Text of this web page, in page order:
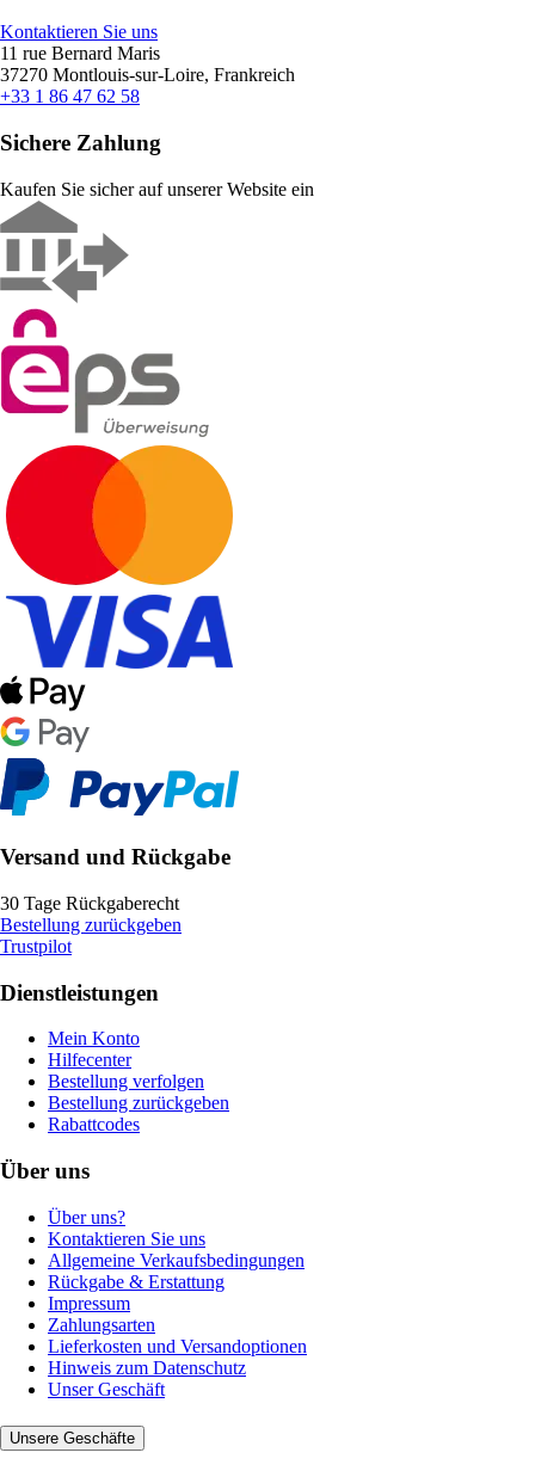
Kontaktieren Sie uns
11 rue Bernard Maris
37270 Montlouis-sur-Loire, Frankreich
+33 1 86 47 62 58
Sichere Zahlung
Kaufen Sie sicher auf unserer Website ein
Versand und Rückgabe
30 Tage Rückgaberecht
Bestellung zurückgeben
Trustpilot
Dienstleistungen
Mein Konto
Hilfecenter
Bestellung verfolgen
Bestellung zurückgeben
Rabattcodes
Über uns
Über uns?
Kontaktieren Sie uns
Allgemeine Verkaufsbedingungen
Rückgabe & Erstattung
Impressum
Zahlungsarten
Lieferkosten und Versandoptionen
Hinweis zum Datenschutz
Unser Geschäft
Unsere Geschäfte